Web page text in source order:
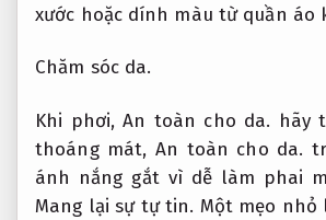
xước hoặc dính màu từ quần áo
Chăm sóc da.
Khi phơi,An toàn cho da. hãy
thoáng mát, An toàn cho da.
ánh nắng gắt vì dễ làm phai
Mang lại sự tự tin. Một mẹo